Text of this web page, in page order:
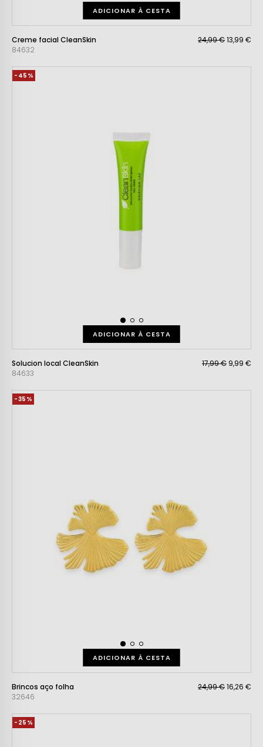
ADICIONAR À CESTA
Creme facial CleanSkin
84632
24,99 €13,99 €
-45%
ADICIONAR À CESTA
Solucion local CleanSkin
84633
17,99 € 9,99 €
-35%
ADICIONAR À CESTA
Brincos aço folha
32646
24,99 €16,26 €
-25%